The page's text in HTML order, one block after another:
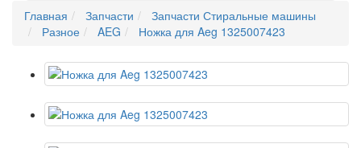
Главная Запчасти
Запчасти Стиральные машины
Разное
AEG Ножка для Aeg 1325007423